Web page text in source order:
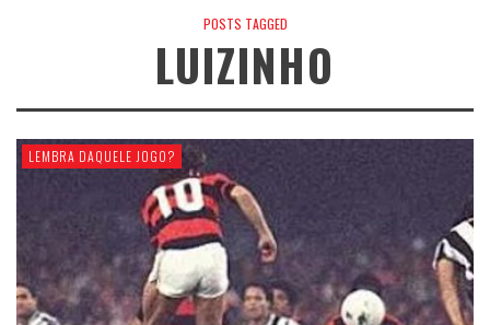
POSTS TAGGED
LUIZINHO
LEMBRA DAQUELE JOGO?